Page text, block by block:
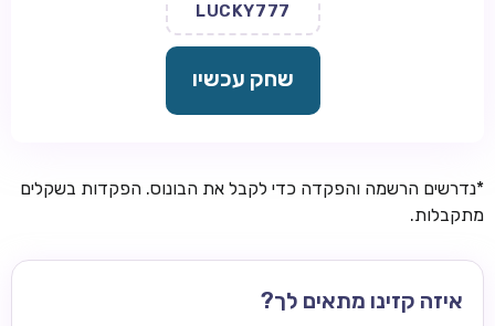
LUCKY777
שחק עכשיו
*נדרשים הרשמה והפקדה כדי לקבל את הבונוס. הפקדות בשקלים
מתקבלות.
איזה קזינו מתאים לך?